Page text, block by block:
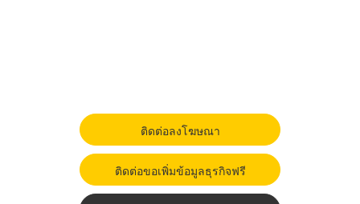
ติดต่อลงโฆษณา
ติดต่อขอเพิ่มข้อมูลธุรกิจฟรี